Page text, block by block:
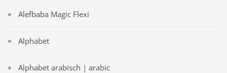
Alefbaba Magic Flexi
Alphabet
Alphabet arabisch | arabic